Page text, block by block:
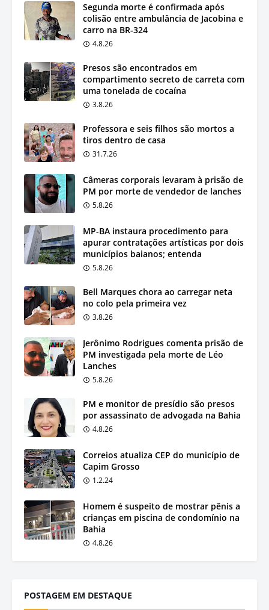
Segunda morte é confirmada após
colisão entre ambulância de Jacobina e
carro na BR-324
4.8.26
Presos são encontrados em
compartimento secreto de carreta com
uma tonelada de cocaína
3.8.26
Professora e seis filhos são mortos a
tiros dentro de casa
31.7.26
Câmeras corporais levaram à prisão de
PM por morte de vendedor de lanches
5.8.26
MP-BA instaura procedimento para
apurar contratações artísticas por dois
municípios baianos; entenda
5.8.26
Bell Marques chora ao carregar neta
no colo pela primeira vez
3.8.26
Jerônimo Rodrigues comenta prisão de
PM investigada pela morte de Léo
Lanches
5.8.26
PM e monitor de presídio são presos
por assassinato de advogada na Bahia
4.8.26
Correios atualiza CEP do município de
Capim Grosso
1.2.24
Homem é suspeito de mostrar pênis a
crianças em piscina de condomínio na
Bahia
4.8.26
POSTAGEM EM DESTAQUE